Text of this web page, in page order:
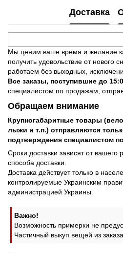
Доставка
Мы ценим ваше время и желание
получить удовольствие от нового
работаем без выходных,
Все заказы, поступившие до
специалистом по продажам,
Обращаем внимание
Крупногабаритные товары
лыжи и т.п.) отправляются
подтверждения специалистом
Сроки доставки зависят от вашего
способа доставки.
Доставка действует только в
контролируемые Украинским
администрацией Украины.
Важно!
Возможность примерки не
Частичный выкуп вещей из